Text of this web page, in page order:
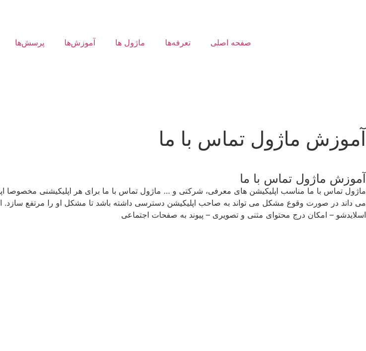
صفحه اصلی تعرفه‌ها ماژول ها آموزش‌ها پرسش‌ها
آموزش ماژول تماس با ما
آموزش ماژول تماس با ما
ماژول تماس با ما مناسب اپلیکیشن های معرفی، شرکتی و … ماژول تماس با ما برای هر اپلیکیشنی مخصوصا
می داند در صورت وقوع مشکل می تواند به صاحب اپلیکیشن دسترسی داشته باشد تا مشکل او را مرتفع سازد.
اسلایدشو – امکان درج محتوای متنی و تصویری – پیوند به صفحات اجتماعی